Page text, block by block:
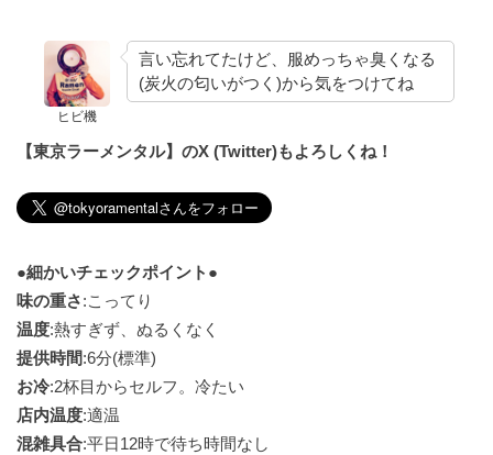
ヒビ機
言い忘れてたけど、服めっちゃ臭くなる
(炭火の匂いがつく)から気をつけてね
【東京ラーメンタル】のX (Twitter)もよろしくね！
●細かいチェックポイント●
味の重さ:こってり
温度:熱すぎず、ぬるくなく
提供時間:6分(標準)
お冷:2杯目からセルフ。冷たい
店内温度:適温
混雑具合:平日12時で待ち時間なし